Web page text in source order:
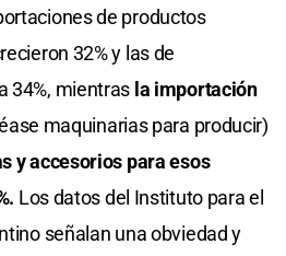
de productos
32% y las de
34%, mientras la importación
maquinarias para producir)
y accesorios para esos
Los datos del Instituto para el
señalan una obviedad y